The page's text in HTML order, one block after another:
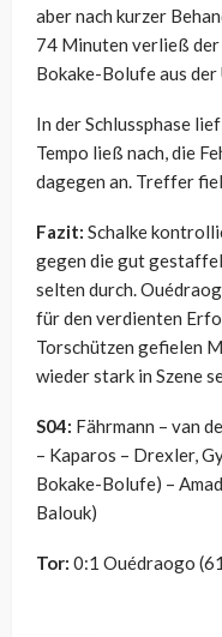
aber nach kurzer
74 Minuten verließ
Bokake-Bolufe aus
In der Schlussphase
Tempo ließ nach, die
dagegen an. Treffer
Fazit: Schalke
gegen die gut
selten durch.
für den verdienten
Torschützen gefielen
wieder stark in Szene
S04: Fährmann – van
– Kaparos – Drexler,
Bokake-Bolufe) –
Balouk)
Tor: 0:1 Ouédraogo